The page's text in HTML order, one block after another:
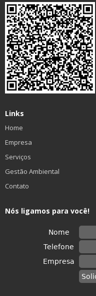
Links
Home
Empresa
Serviços
Gestão Ambiental
Contato
Nós ligamos para você!